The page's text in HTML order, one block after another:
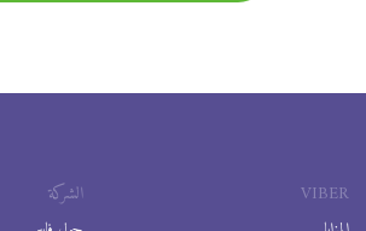
VIBER الشركة